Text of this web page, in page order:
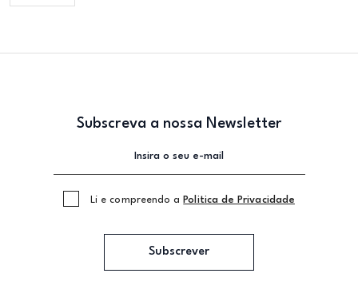
Subscreva a nossa Newsletter
Li e compreendo a Politica de Privacidade
Subscrever